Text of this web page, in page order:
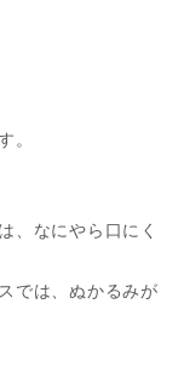
。
、なにやら口にく
では、ぬかるみが